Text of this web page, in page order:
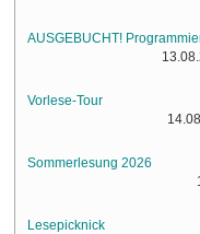
AUSGEBUCHT!
Vorlese-Tour
Sommerlesung 2026
Lesepicknick